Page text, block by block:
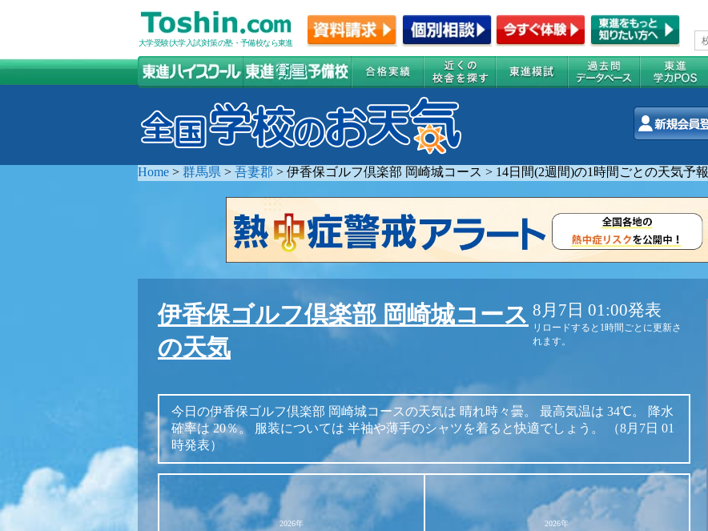
大学受験(大学入試)対策の塾・予備校なら東進
Home > 群馬県 > 吾妻郡 > 伊香保ゴルフ倶楽部 岡崎城コース > 14日間(2週間)の1時間ごとの天気予報
伊香保ゴルフ倶楽部 岡崎城コース
の天気
8月7日 01:00発表
リロードすると1時間ごとに更新さ
れます。
今日の伊香保ゴルフ倶楽部 岡崎城コースの天気は 晴れ時々曇。 最高気温は 34℃。
降水
確率は 20％。 服装については 半袖や薄手のシャツを着ると快適でしょう。
（8月7日 01
時発表）
2026年 2026年